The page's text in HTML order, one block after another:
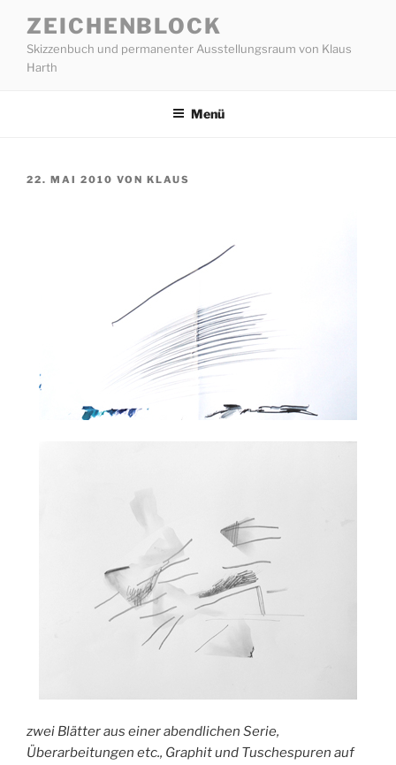
Inhalt
springen
ZEICHENBLOCK
Skizzenbuch und permanenter Ausstellungsraum von Klaus
Harth
Menü
VERÖFFENTLICHT
22. MAI 2010 VON KLAUS
zwei Blätter aus einer abendlichen Serie,
Überarbeitungen etc., Graphit und Tuschespuren auf